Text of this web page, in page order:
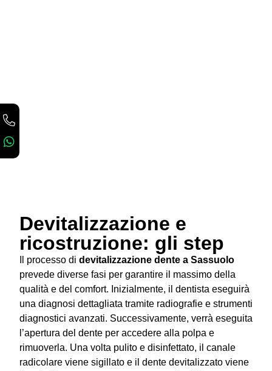
Devitalizzazione e
ricostruzione: gli step
Il processo di devitalizzazione dente a Sassuolo
prevede diverse fasi per garantire il massimo della
qualità e del comfort. Inizialmente, il dentista eseguirà
una diagnosi dettagliata tramite radiografie e strumenti
diagnostici avanzati. Successivamente, verrà eseguita
l’apertura del dente per accedere alla polpa e
rimuoverla. Una volta pulito e disinfettato, il canale
radicolare viene sigillato e il dente devitalizzato viene